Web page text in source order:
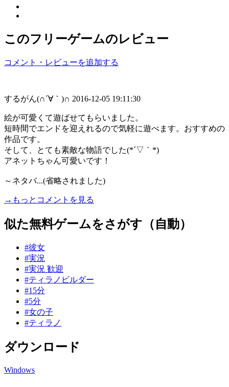
このフリーゲームのレビュー
コメント・レビューを追加する
するがん(∩´∀｀)∩ 2016-12-05 19:11:30
絵が可愛くて遊ばせてもらいました。
短時間でエンドを迎えれるので気軽に遊べます。おすすめの
作品です。
そして、とても素敵な物語でした(*´▽｀*)
アネットちゃん可愛いです！
～ネタバ...(省略されました)
→もっとコメントを見る
似た無料ゲームをさがす（自動）
#彼女
#実況
#実況 歓迎
#ティラノビルダー
#15分
#5分
#女の子
#ティラノ
ダウンロード
Windows